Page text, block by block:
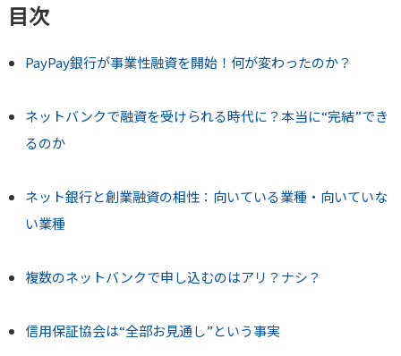
目次
PayPay銀行が事業性融資を開始！何が変わったのか？
ネットバンクで融資を受けられる時代に？本当に“完結”でき
るのか
ネット銀行と創業融資の相性：向いている業種・向いていな
い業種
複数のネットバンクで申し込むのはアリ？ナシ？
信用保証協会は“全部お見通し”という事実